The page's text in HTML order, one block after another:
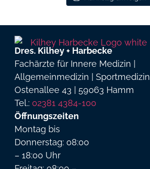
Dres. Kilhey + Harbecke
Fachärzte für Innere Medizin |
Allgemeinmedizin | Sportmedizin
Ostenallee 43 | 59063 Hamm
Tel.: 02381 4384-100
Öffnungszeiten
Montag bis
Donnerstag: 08:00
– 18:00 Uhr